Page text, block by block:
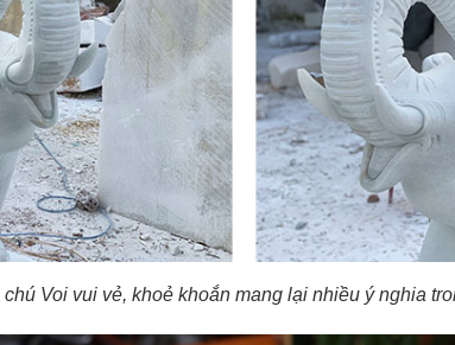
Voi vui vẻ, khoẻ khoắn mang lại nhiều ý nghia